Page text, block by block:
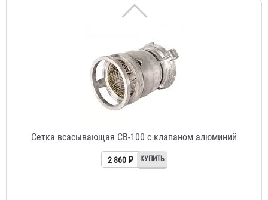
Сетка всасывающая СВ-100 с клапаном алюминий
2 860 ₽